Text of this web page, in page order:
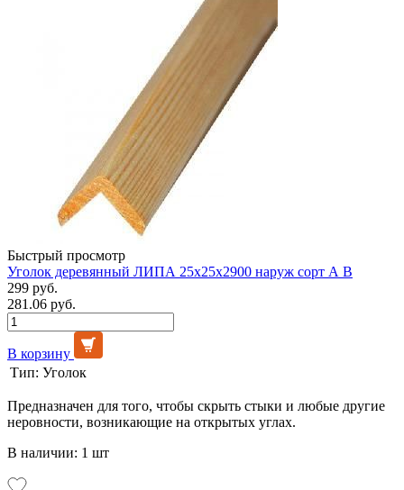
Быстрый просмотр
Уголок деревянный ЛИПА 25х25х2900 наруж сорт А В
299 руб.
281.06 руб.
В корзину
Тип: Уголок
Предназначен для того, чтобы скрыть стыки и любые другие
неровности, возникающие на открытых углах.
В наличии: 1 шт